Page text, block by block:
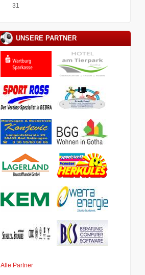
31
UNSERE PARTNER
Alle Partner